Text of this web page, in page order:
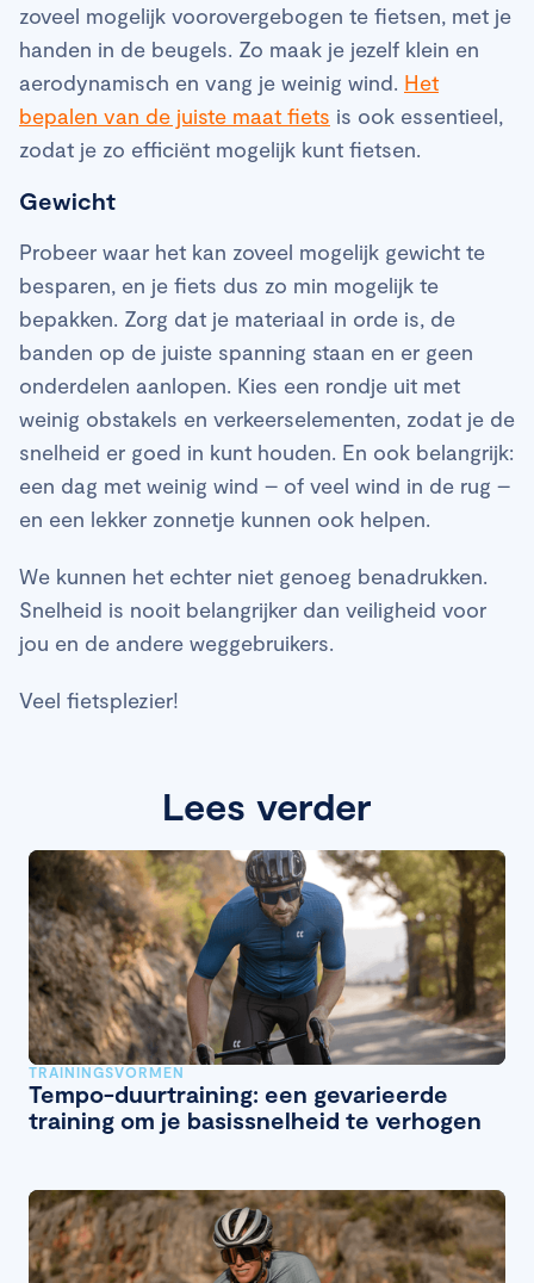
zoveel mogelijk voorovergebogen te fietsen, met je
handen in de beugels. Zo maak je jezelf klein en
aerodynamisch en vang je weinig wind. Het
bepalen van de juiste maat fiets is ook essentieel,
zodat je zo efficiënt mogelijk kunt fietsen.
Gewicht
Probeer waar het kan zoveel mogelijk gewicht te
besparen, en je fiets dus zo min mogelijk te
bepakken. Zorg dat je materiaal in orde is, de
banden op de juiste spanning staan en er geen
onderdelen aanlopen. Kies een rondje uit met
weinig obstakels en verkeerselementen, zodat je de
snelheid er goed in kunt houden. En ook belangrijk:
een dag met weinig wind – of veel wind in de rug –
en een lekker zonnetje kunnen ook helpen.
We kunnen het echter niet genoeg benadrukken.
Snelheid is nooit belangrijker dan veiligheid voor
jou en de andere weggebruikers.
Veel fietsplezier!
Lees verder
TRAININGSVORMEN
Tempo-duurtraining: een gevarieerde
training om je basissnelheid te verhogen